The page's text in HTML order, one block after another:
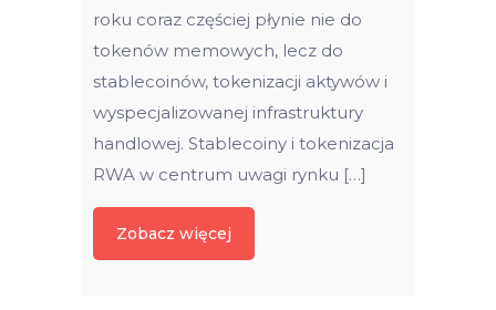
roku coraz częściej płynie nie do
tokenów memowych, lecz do
stablecoinów, tokenizacji aktywów i
wyspecjalizowanej infrastruktury
handlowej. Stablecoiny i tokenizacja
RWA w centrum uwagi rynku […]
Zobacz więcej